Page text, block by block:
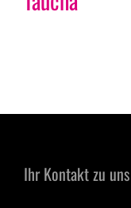
Ihr Kontakt zu uns